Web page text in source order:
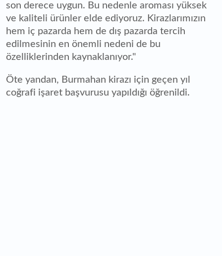
son derece uygun. Bu nedenle aroması yüksek
ve kaliteli ürünler elde ediyoruz. Kirazlarımızın
hem iç pazarda hem de dış pazarda tercih
edilmesinin en önemli nedeni de bu
özelliklerinden kaynaklanıyor."
Öte yandan, Burmahan kirazı için geçen yıl
coğrafi işaret başvurusu yapıldığı öğrenildi.